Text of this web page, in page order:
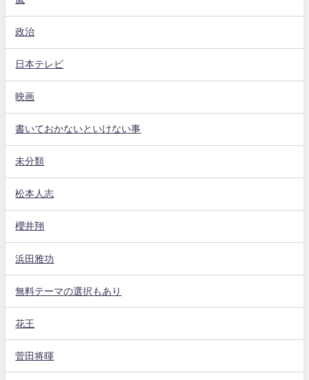
政治
日本テレビ
映画
書いておかないといけない事
未分類
松本人志
櫻井翔
浜田雅功
無料テーマの選択もあり
花王
菅田将暉